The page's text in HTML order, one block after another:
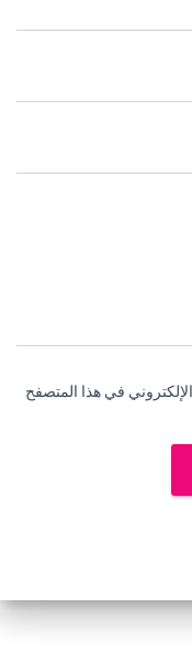
في هذا المتصفح